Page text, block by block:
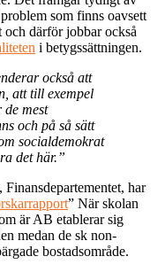
som finns oavsett
därför jobbar också
i betygssättningen.
också att
att till exempel
mest
och på så sätt
socialdemokrat
det här.”
Finansdepartementet, har
” När skolan
är AB etablerar sig
medan de sk non-
bostadsområde.